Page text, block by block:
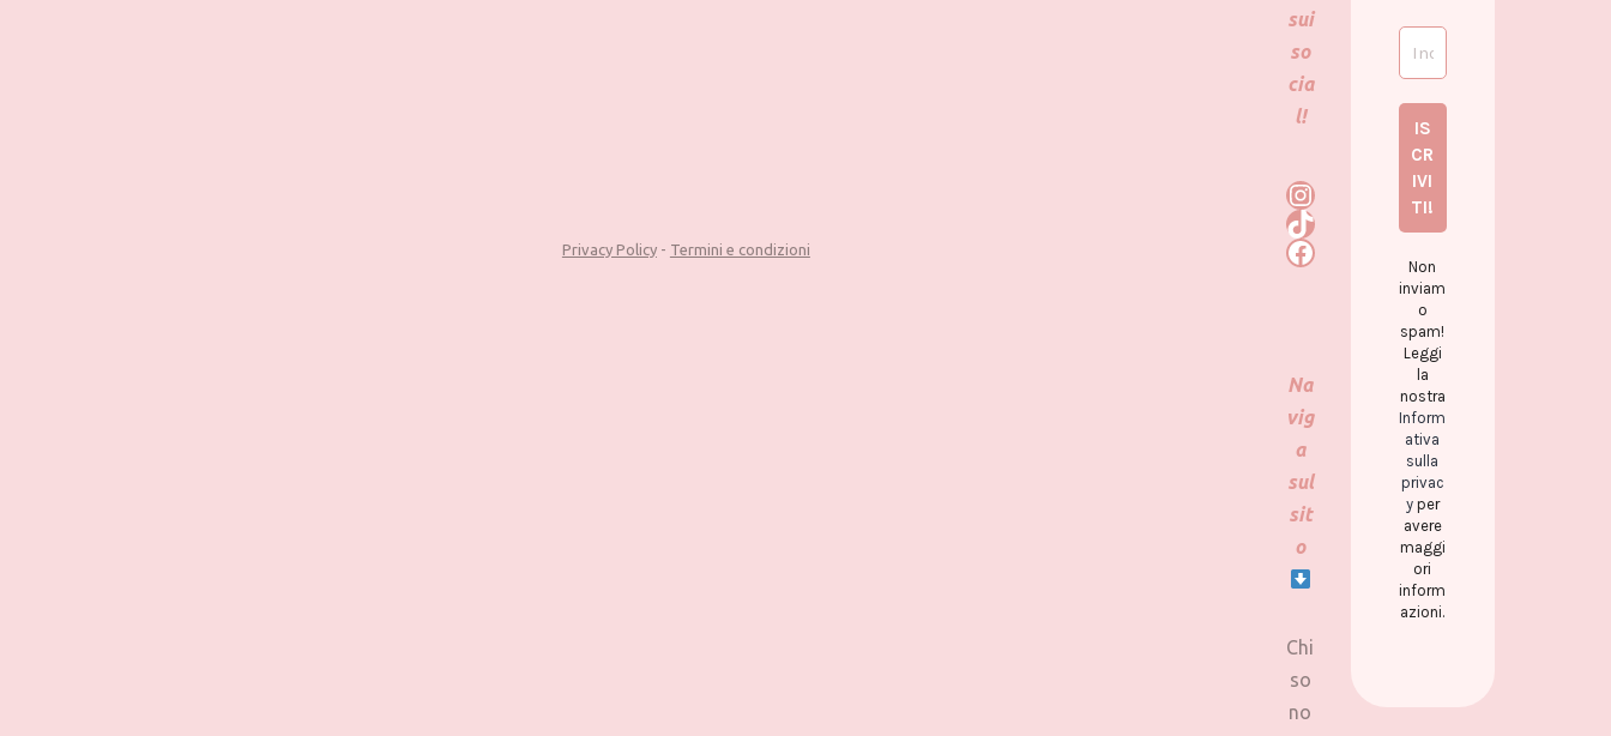
Privacy Policy- Termini e condizioni
sui
so
cia
l!
Na
vig
a
sul
sit
o
Chi
so
no
Non
inviam
o
spam!
Leggi
la
nostra
Inform
ativa
sulla
privac
yper
avere
maggi
ori
inform
azioni.